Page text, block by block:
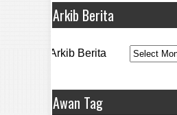
Arkib Berita
Arkib Berita
Awan Tag